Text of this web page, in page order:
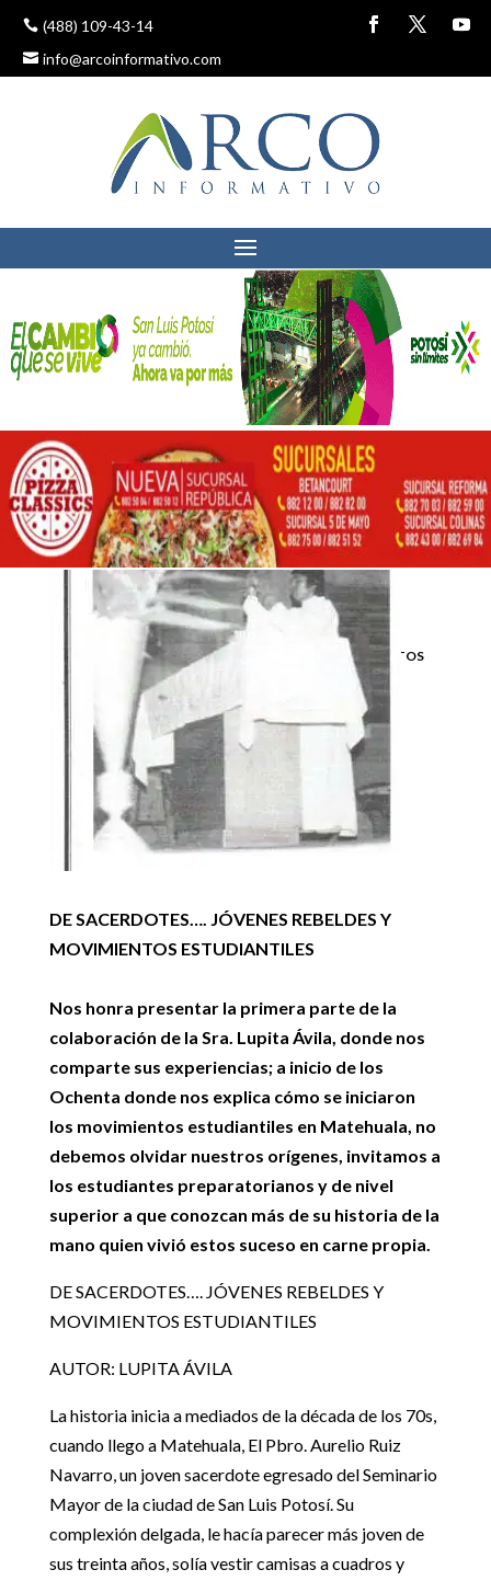
(488) 109-43-14
info@arcoinformativo.com
Inicio 5 Artículos de opinión
DE SACERDOTES…. JÓVENES REBELDES Y MOVIMIENTOS
ESTUDIANTILES
DE SACERDOTES….
JÓVENES REBELDES Y
MOVIMIENTOS
ESTUDIANTILES
Artículos de opinión
10 noviembre, 2017
DE SACERDOTES…. JÓVENES REBELDES Y
MOVIMIENTOS ESTUDIANTILES
Nos honra presentar la primera parte de la
colaboración de la Sra. Lupita Ávila, donde nos
comparte sus experiencias; a inicio de los
Ochenta donde nos explica cómo se iniciaron
los movimientos estudiantiles en Matehuala, no
debemos olvidar nuestros orígenes, invitamos a
los estudiantes preparatorianos y de nivel
superior a que conozcan más de su historia de la
mano quien vivió estos suceso en carne propia.
DE SACERDOTES…. JÓVENES REBELDES Y
MOVIMIENTOS ESTUDIANTILES
AUTOR: LUPITA ÁVILA
La historia inicia a mediados de la década de los 70s,
cuando llego a Matehuala, El Pbro. Aurelio Ruiz
Navarro, un joven sacerdote egresado del Seminario
Mayor de la ciudad de San Luis Potosí. Su
complexión delgada, le hacía parecer más joven de
sus treinta años, solía vestir camisas a cuadros y